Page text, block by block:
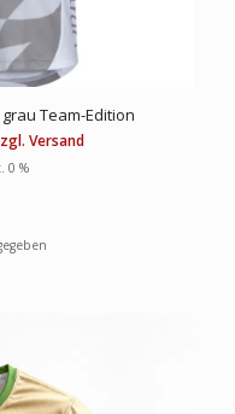
Team-Edition
Versand
0 %